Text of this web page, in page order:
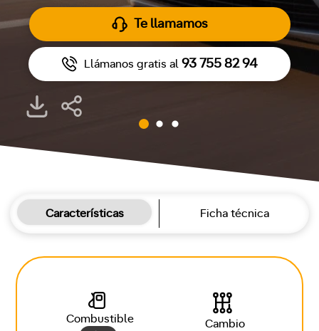
Te llamamos
Llámanos gratis al 93 755 82 94
Características Ficha técnica
Combustible
Cambio